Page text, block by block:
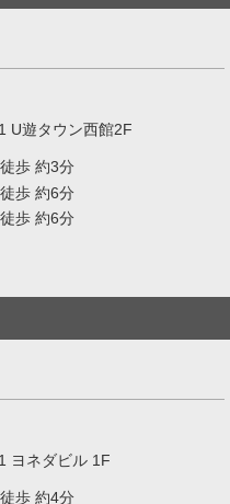
U遊タウン西館2F
歩 約3分
歩 約6分
歩 約6分
ヨネダビル 1F
歩 約4分